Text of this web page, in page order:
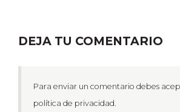
DEJA TU COMENTARIO
Para enviar un comentario debes
política de privacidad.